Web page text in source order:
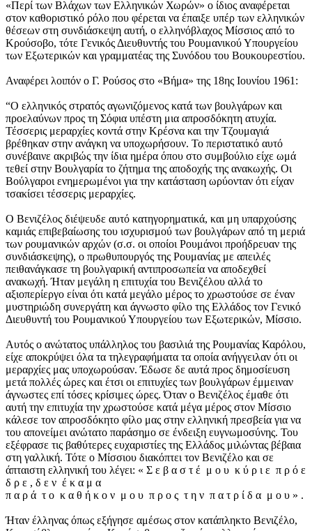
«Περί των Βλάχων των Ελληνικών Χωρών» ο ίδιος αναφέρεται
στον καθοριστικό ρόλο που φέρεται να έπαιξε υπέρ των ελληνικών
θέσεων στη συνδιάσκεψη αυτή, ο ελληνόβλαχος Μίσσιος από το
Κρούσοβο, τότε Γενικός Διευθυντής του Ρουμανικού Υπουργείου
των Εξωτερικών και γραμματέας της Συνόδου του Βουκουρεστίου.
Αναφέρει λοιπόν ο Γ. Ρούσος στο «Βήμα» της 18ης Ιουνίου 1961:
“O ελληνικός στρατός αγωνιζόμενος κατά των βουλγάρων και
προελαύνων προς τη Σόφια υπέστη μια απροσδόκητη ατυχία.
Τέσσερις μεραρχίες κοντά στην Κρέσνα και την Τζουμαγιά
βρέθηκαν στην ανάγκη να υποχωρήσουν. Το περιστατικό αυτό
συνέβαινε ακριβώς την ίδια ημέρα όπου στο συμβούλιο είχε ωμά
τεθεί στην Βουλγαρία το ζήτημα της αποδοχής της ανακωχής. Οι
Βούλγαροι ενημερωμένοι για την κατάσταση ωρύονταν ότι είχαν
τσακίσει τέσσερις μεραρχίες.
Ο Βενιζέλος διέψευδε αυτό κατηγορηματικά, και μη υπαρχούσης
καμιάς επιβεβαίωσης του ισχυρισμού των βουλγάρων από τη μεριά
των ρουμανικών αρχών (σ.σ. οι οποίοι Ρουμάνοι προήδρευαν της
συνδιάσκεψης), ο πρωθυπουργός της Ρουμανίας με απειλές
πειθανάγκασε τη βουλγαρική αντιπροσωπεία να αποδεχθεί
ανακωχή. Ήταν μεγάλη η επιτυχία του Βενιζέλου αλλά το
αξιοπερίεργο είναι ότι κατά μεγάλο μέρος το χρωστούσε σε έναν
μυστηριώδη συνεργάτη και άγνωστο φίλο της Ελλάδος τον Γενικό
Διευθυντή του Ρουμανικού Υπουργείου των Εξωτερικών, Μίσσιο.
Αυτός ο ανώτατος υπάλληλος του βασιλιά της Ρουμανίας Καρόλου,
είχε αποκρύψει όλα τα τηλεγραφήματα τα οποία ανήγγειλαν ότι οι
μεραρχίες μας υποχωρούσαν. Έδωσε δε αυτά προς δημοσίευση
μετά πολλές ώρες και έτσι οι επιτυχίες των βουλγάρων έμμειναν
άγνωστες επί τόσες κρίσιμες ώρες. Όταν ο Βενιζέλος έμαθε ότι
αυτή την επιτυχία την χρωστούσε κατά μέγα μέρος στον Μίσσιο
κάλεσε τον απροσδόκητο φίλο μας στην ελληνική πρεσβεία για να
του απονείμει ανώτατο παράσημο σε ένδειξη ευγνωμοσύνης. Του
εξέφρασε τις βαθύτερες ευχαριστίες της Ελλάδος μιλώντας βέβαια
στη γαλλική. Τότε ο Μίσσιου διακόπτει τον Βενιζέλο και σε
άπταιστη ελληνική του λέγει: « Σ ε β α σ τ έ μ ο υ κ ύ ρ ι ε π ρ ό ε
δ ρ ε , δ ε ν έ κ α μ α
π α ρ ά τ ο κ α θ ή κ ο ν μ ο υ π ρ ο ς τ η ν π α τ ρ ί δ α μ ο υ » .
Ήταν έλληνας όπως εξήγησε αμέσως στον κατάπληκτο Βενιζέλο,